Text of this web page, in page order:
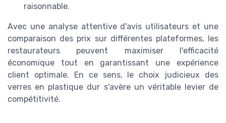
raisonnable.
Avec une analyse attentive d'avis utilisateurs et une
comparaison des prix sur différentes plateformes, les
restaurateurs peuvent maximiser l'efficacité
économique tout en garantissant une expérience
client optimale. En ce sens, le choix judicieux des
verres en plastique dur s'avère un véritable levier de
compétitivité.